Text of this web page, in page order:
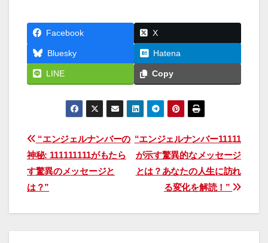
Facebook X
Bluesky Hatena
LINE Copy
投
稿
ナ
ビ
“エンジェルナンバー11111
が示す驚異的なメッセージ
とは？あなたの人生に訪れ
る変化を解読！”
“エンジェルナンバーの
神秘: 111111111がもたら
す驚異のメッセージと
は？”